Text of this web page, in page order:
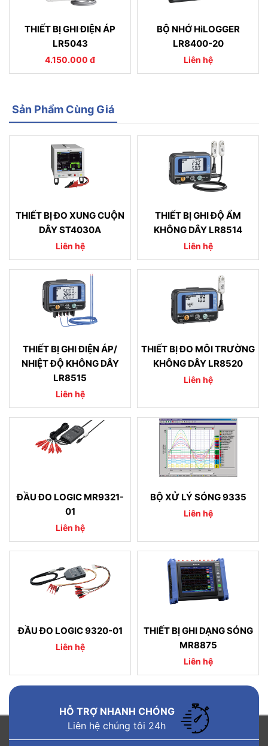
THIẾT BỊ GHI ĐIỆN ÁP
LR5043
4.150.000 đ
BỘ NHỚ HiLOGGER
LR8400-20
Liên hệ
Sản Phẩm Cùng Giá
THIẾT BỊ ĐO XUNG CUỘN
DÂY ST4030A
Liên hệ
THIẾT BỊ GHI ĐỘ ẨM
KHÔNG DÂY LR8514
Liên hệ
THIẾT BỊ GHI ĐIỆN ÁP/
NHIỆT ĐỘ KHÔNG DÂY
LR8515
Liên hệ
THIẾT BỊ ĐO MÔI TRƯỜNG
KHÔNG DÂY LR8520
Liên hệ
ĐẦU ĐO LOGIC MR9321-
01
Liên hệ
BỘ XỬ LÝ SÓNG 9335
Liên hệ
ĐẦU ĐO LOGIC 9320-01
Liên hệ
THIẾT BỊ GHI DẠNG SÓNG
MR8875
Liên hệ
HỖ TRỢ NHANH CHÓNG
Liên hệ chúng tôi 24h